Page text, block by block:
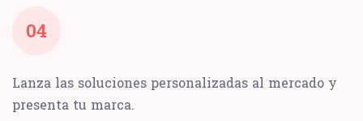
04
Lanza las soluciones personalizadas al mercado y
presenta tu marca.